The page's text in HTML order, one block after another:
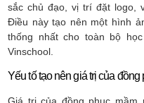
sắc chủ đạo, vị trí đặt logo,
Điều này tạo nên một hình
thống nhất cho toàn bộ
Vinschool.
Yếu tố tạo nên giá trị của